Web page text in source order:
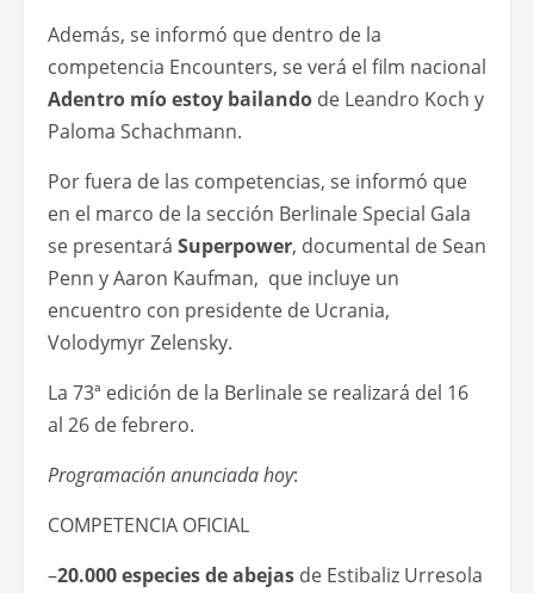
Además, se informó que dentro de la
competencia Encounters, se verá el film nacional
Adentro mío estoy bailando de Leandro Koch y
Paloma Schachmann.
Por fuera de las competencias, se informó que
en el marco de la sección Berlinale Special Gala
se presentará Superpower, documental de Sean
Penn y Aaron Kaufman, que incluye un
encuentro con presidente de Ucrania,
Volodymyr Zelensky.
La 73ª edición de la Berlinale se realizará del 16
al 26 de febrero.
Programación anunciada hoy:
COMPETENCIA OFICIAL
–20.000 especies de abejas de Estibaliz Urresola